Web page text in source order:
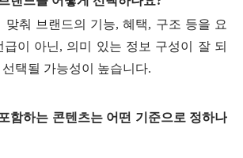
맞춰 브랜드의 기능, 혜택, 구조 등을 요
급이 아닌, 의미 있는 정보 구성이 잘 되
택될 가능성이 높습니다.
함하는 콘텐츠는 어떤 기준으로 정하나